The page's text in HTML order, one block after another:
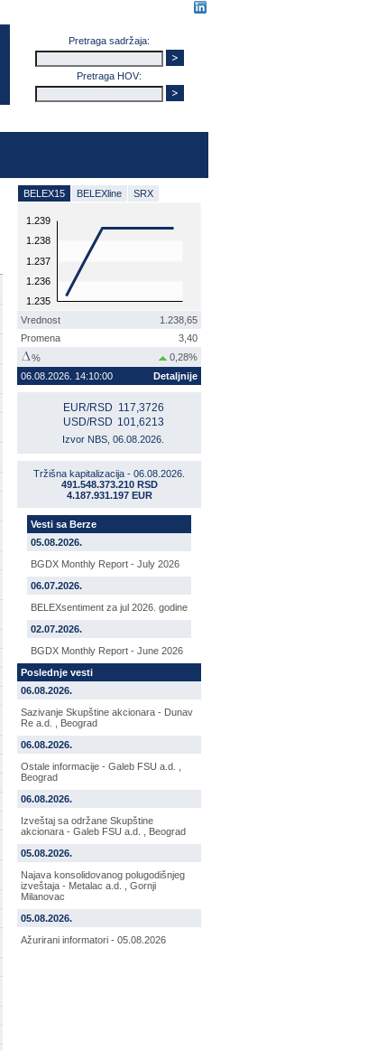
Pretraga sadržaja:
Pretraga HOV:
BELEX15 BELEXline SRX
1.235
1.236
1.237
1.238
1.239
Vrednost
1.238,65
Promena
3,40
%
0,28%
06.08.2026. 14:10:00
Detaljnije
EUR/RSD 117,3726
USD/RSD 101,6213
Izvor NBS, 06.08.2026.
Tržišna kapitalizacija - 06.08.2026.
491.548.373.210 RSD
4.187.931.197 EUR
Vesti sa Berze
05.08.2026.
BGDX Monthly Report - July 2026
06.07.2026.
BELEXsentiment za jul 2026. godine
02.07.2026.
BGDX Monthly Report - June 2026
Poslednje vesti
06.08.2026.
Sazivanje Skupštine akcionara - Dunav
Re a.d. , Beograd
06.08.2026.
Ostale informacije - Galeb FSU a.d. ,
Beograd
06.08.2026.
Izveštaj sa održane Skupštine
akcionara - Galeb FSU a.d. , Beograd
05.08.2026.
Najava konsolidovanog polugodišnjeg
izveštaja - Metalac a.d. , Gornji
Milanovac
05.08.2026.
Ažurirani informatori - 05.08.2026